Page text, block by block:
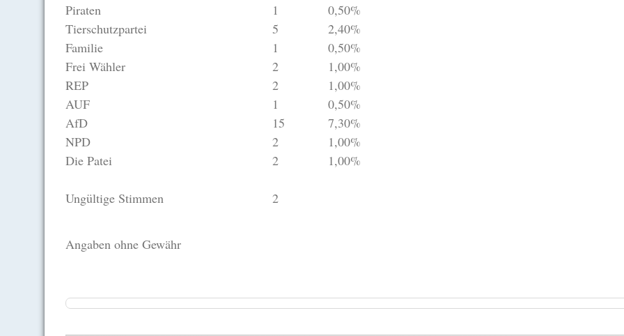
Piraten
1
0,50%
Tierschutzpartei
5
2,40%
Familie
1
0,50%
Frei Wähler
2
1,00%
REP
2
1,00%
AUF
1
0,50%
AfD
15
7,30%
NPD
2
1,00%
Die Patei
2 1,00%
Ungültige Stimmen 2
Angaben ohne Gewähr